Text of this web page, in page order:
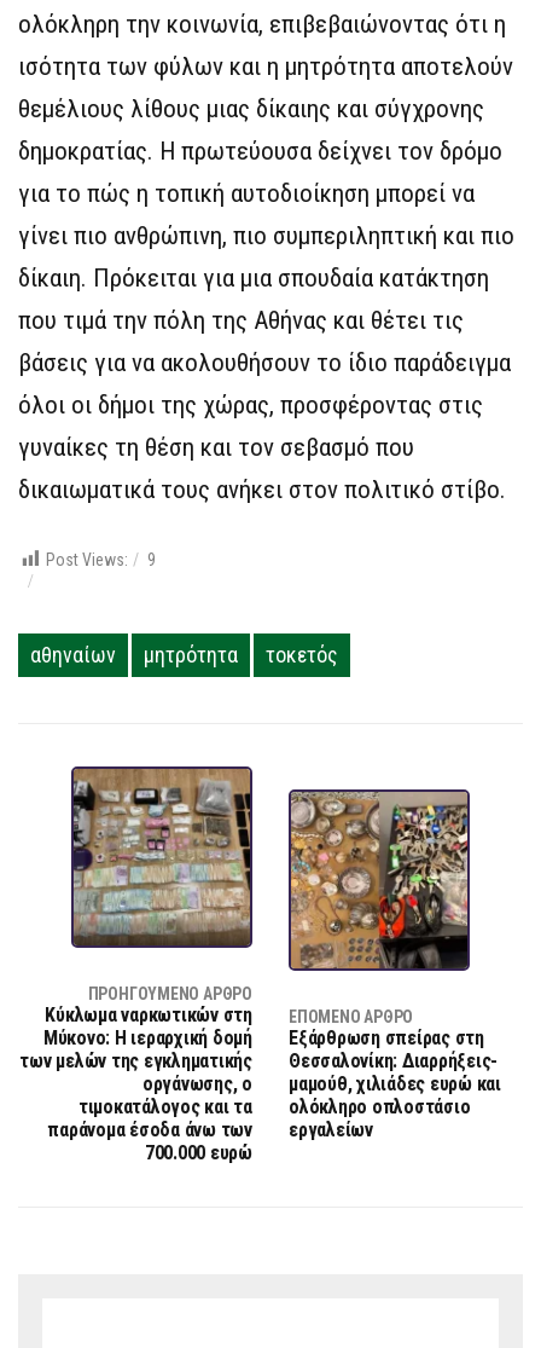
ολόκληρη την κοινωνία, επιβεβαιώνοντας ότι η
ισότητα των φύλων και η μητρότητα αποτελούν
θεμέλιους λίθους μιας δίκαιης και σύγχρονης
δημοκρατίας. Η πρωτεύουσα δείχνει τον δρόμο
για το πώς η τοπική αυτοδιοίκηση μπορεί να
γίνει πιο ανθρώπινη, πιο συμπεριληπτική και πιο
δίκαιη. Πρόκειται για μια σπουδαία κατάκτηση
που τιμά την πόλη της Αθήνας και θέτει τις
βάσεις για να ακολουθήσουν το ίδιο παράδειγμα
όλοι οι δήμοι της χώρας, προσφέροντας στις
γυναίκες τη θέση και τον σεβασμό που
δικαιωματικά τους ανήκει στον πολιτικό στίβο.
Post Views: 9
αθηναίων μητρότητα τοκετός
ΠΡΟΗΓΟΎΜΕΝΟ ΆΡΘΡΟ
Κύκλωμα ναρκωτικών στη
Μύκονο: Η ιεραρχική δομή
των μελών της εγκληματικής
οργάνωσης, ο
τιμοκατάλογος και τα
παράνομα έσοδα άνω των
700.000 ευρώ
ΕΠΌΜΕΝΟ ΆΡΘΡΟ
Εξάρθρωση σπείρας στη
Θεσσαλονίκη: Διαρρήξεις-
μαμούθ, χιλιάδες ευρώ και
ολόκληρο οπλοστάσιο
εργαλείων